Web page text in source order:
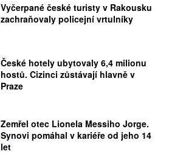
Vyčerpané české turisty v Rakousku
zachraňovaly policejní vrtulníky
České hotely ubytovaly 6,4 milionu
hostů. Cizinci zůstávají hlavně v
Praze
Zemřel otec Lionela Messiho Jorge.
Synovi pomáhal v kariéře od jeho 14
let